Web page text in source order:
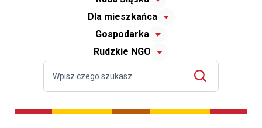
Dla mieszkańca
Gospodarka
Rudzkie NGO